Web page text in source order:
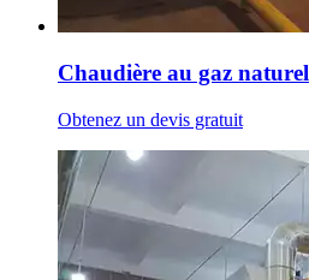
Chaudière au gaz naturel
Obtenez un devis gratuit